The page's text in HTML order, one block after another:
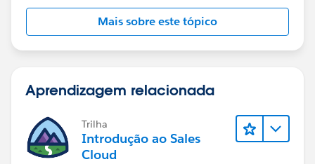
Mais sobre este tópico
Aprendizagem relacionada
Trilha
Introdução ao Sales
Cloud